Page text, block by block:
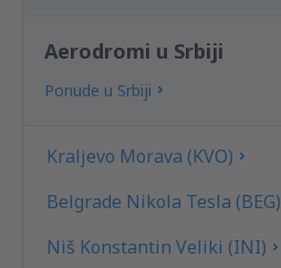
Aerodromi u Srbiji
Ponude u Srbiji
Kraljevo Morava (KVO)
Belgrade Nikola Tesla (BEG)
Niš Konstantin Veliki (INI)